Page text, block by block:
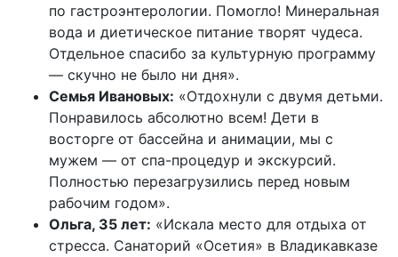
по гастроэнтерологии. Помогло! Минеральная
вода и диетическое питание творят чудеса.
Отдельное спасибо за культурную программу
— скучно не было ни дня».
Семья Ивановых: «Отдохнули с двумя детьми.
Понравилось абсолютно всем! Дети в
восторге от бассейна и анимации, мы с
мужем — от спа-процедур и экскурсий.
Полностью перезагрузились перед новым
рабочим годом».
Ольга, 35 лет: «Искала место для отдыха от
стресса. Санаторий «Осетия» в Владикавказе